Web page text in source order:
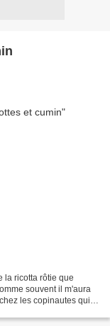
la ricotta rôtie que
souvent il m'aura
les copinautes qui